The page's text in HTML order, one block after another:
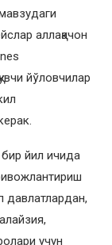
аллақачон
йўловчилар
йил ичида
давлатлардан,
учун